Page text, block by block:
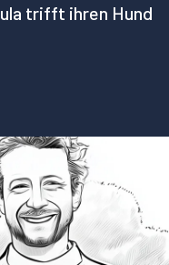
trifft ihren Hund